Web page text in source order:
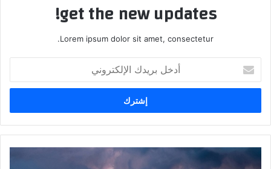
get the new updates!
Lorem ipsum dolor sit amet, consectetur.
خ
ب
ر